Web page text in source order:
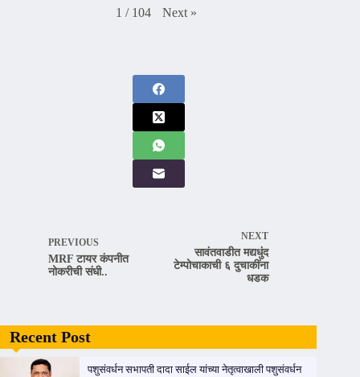
1 / 104 Next »
PREVIOUS
MRF टायर कंपनीत
नोकरीची संधी..
NEXT
सावंतवाडीत मद्यधुंद
टेम्पोचाकाची ६ दुचाकींना
धडक
Recent Post
पशुसंवर्धन सभापती दादा साईल यांच्या नेतृत्वाखाली पशुसंवर्धन